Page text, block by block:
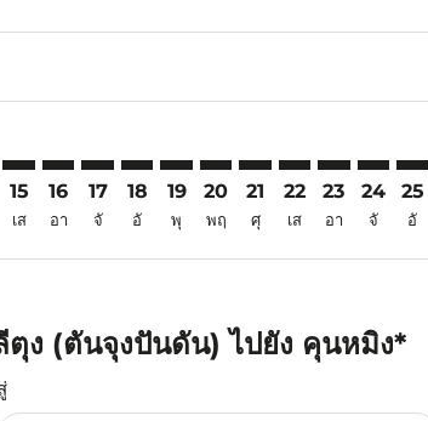
15
เส
16
อา
17
จั
18
อั
19
พุ
20
พฤ
21
ศุ
22
เส
23
อา
24
จั
25
อั
ตุง (ตันจุงปันดัน) ไปยัง คุนหมิง*